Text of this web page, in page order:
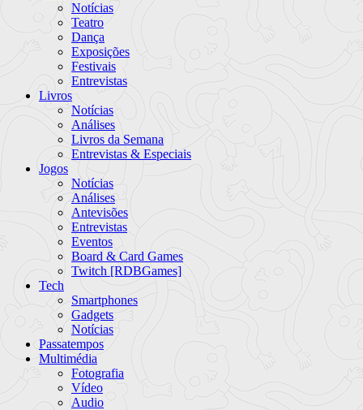
Notícias
Teatro
Dança
Exposições
Festivais
Entrevistas
Livros
Notícias
Análises
Livros da Semana
Entrevistas & Especiais
Jogos
Notícias
Análises
Antevisões
Entrevistas
Eventos
Board & Card Games
Twitch [RDBGames]
Tech
Smartphones
Gadgets
Notícias
Passatempos
Multimédia
Fotografia
Vídeo
Audio